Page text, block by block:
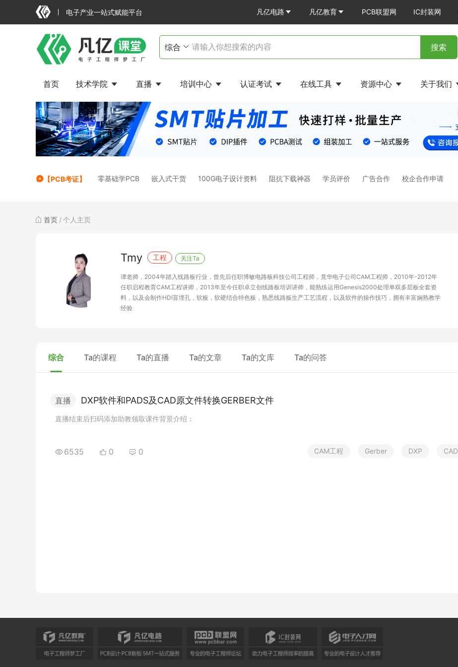
电子产业一站式赋能平台 凡亿电路 凡亿教育 PCB联盟网 IC封装网
搜索
首页 技术学院 直播 培训中心 认证考试 在线工具 资源中心 关于我们
【PCB考证】 零基础学PCB 嵌入式干货 100G电子设计资料 阻抗下载神器 学员评价 广告合作 校企合作申请
首页 /个人主页
Tmy 工程 关注Ta
谭老师，2004年踏入线路板行业，曾先后任职博敏电路板科技公司工程师，竟华电子公司CAM工程师，2010年-2012年
任职启程教育CAM工程讲师，2013年至今任职卓立创线路板培训讲师，能熟练运用Genesis2000处理单双多层板全套资
料，以及会制作HDI盲埋孔，软板，软硬结合特色板，熟悉线路板生产工艺流程，以及软件的操作技巧，拥有丰富娴熟教学
经验
综合 Ta的课程 Ta的直播 Ta的文章 Ta的文库 Ta的问答
直播 DXP软件和PADS及CAD原文件转换GERBER文件
直播结束后扫码添加助教领取课件背景介绍 ：
6535 0 0 CAM工程 Gerber DXP CAD